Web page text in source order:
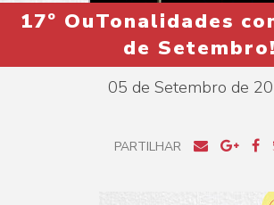
17º OuTonalidades
de Setembro!
05 de Setembro de
PARTILHAR